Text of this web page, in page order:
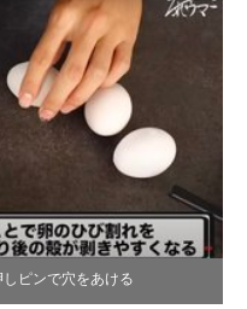
しピンで穴をあける